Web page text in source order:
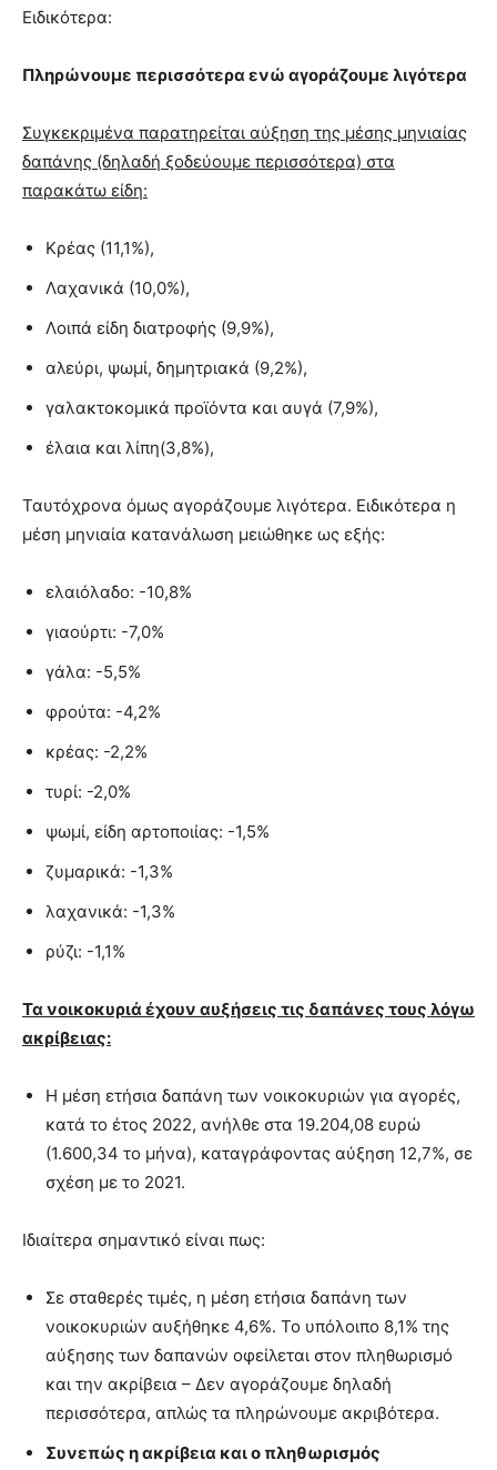
Ειδικότερα:
Πληρώνουμε περισσότερα ενώ αγοράζουμε λιγότερα
Συγκεκριμένα παρατηρείται αύξηση της μέσης μηνιαίας
δαπάνης (δηλαδή ξοδεύουμε περισσότερα) στα
παρακάτω είδη:
Κρέας (11,1%),
Λαχανικά (10,0%),
Λοιπά είδη διατροφής (9,9%),
αλεύρι, ψωμί, δημητριακά (9,2%),
γαλακτοκομικά προϊόντα και αυγά (7,9%),
έλαια και λίπη(3,8%),
Ταυτόχρονα όμως αγοράζουμε λιγότερα. Ειδικότερα η
μέση μηνιαία κατανάλωση μειώθηκε ως εξής:
ελαιόλαδο: -10,8%
γιαούρτι: -7,0%
γάλα: -5,5%
φρούτα: -4,2%
κρέας: -2,2%
τυρί: -2,0%
ψωμί, είδη αρτοποιίας: -1,5%
ζυμαρικά: -1,3%
λαχανικά: -1,3%
ρύζι: -1,1%
Τα νοικοκυριά έχουν αυξήσεις τις δαπάνες τους λόγω
ακρίβειας:
Η μέση ετήσια δαπάνη των νοικοκυριών για αγορές,
κατά το έτος 2022, ανήλθε στα 19.204,08 ευρώ
(1.600,34 το μήνα), καταγράφοντας αύξηση 12,7%, σε
σχέση με το 2021.
Ιδιαίτερα σημαντικό είναι πως:
Σε σταθερές τιμές, η μέση ετήσια δαπάνη των
νοικοκυριών αυξήθηκε 4,6%. Το υπόλοιπο 8,1% της
αύξησης των δαπανών οφείλεται στον πληθωρισμό
και την ακρίβεια – Δεν αγοράζουμε δηλαδή
περισσότερα, απλώς τα πληρώνουμε ακριβότερα.
Συνεπώς η ακρίβεια και ο πληθωρισμός